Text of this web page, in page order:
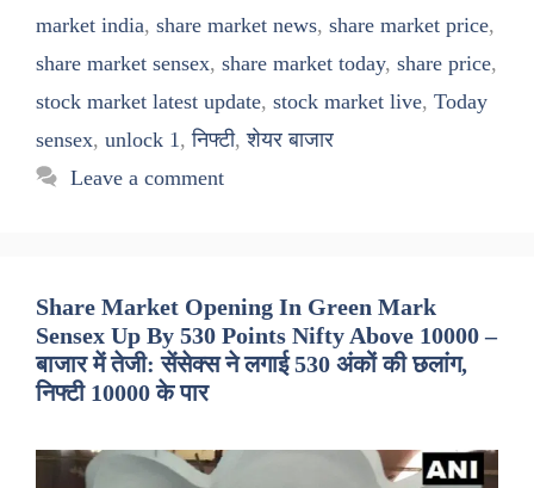
market india, share market news, share market price,
share market sensex, share market today, share price,
stock market latest update, stock market live, Today
sensex, unlock 1 ,निफ्टी,शेयर बाजार
Leave a comment
Share Market Opening In Green Mark
Sensex Up By 530 Points Nifty Above 10000 –
बाजार में तेजी: सेंसेक्स ने लगाई 530 अंकों की छलांग,
निफ्टी 10000 के पार